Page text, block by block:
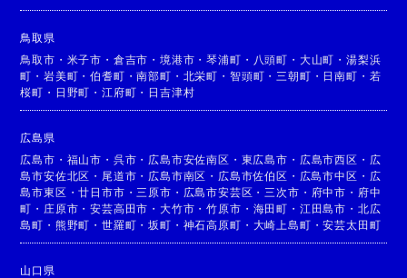
鳥取県
鳥取市 ・ 米子市 ・ 倉吉市 ・境港市 ・琴浦町 ・ 八頭町 ・ 大山町 ・ 湯梨浜
町 ・岩美町 ・伯耆町 ・南部町 ・ 北栄町 ・ 智頭町 ・ 三朝町 ・ 日南町 ・ 若
桜町 ・ 日野町 ・江府町 ・ 日吉津村
広島県
広島市 ・ 福山市 ・ 呉市 ・ 広島市安佐南区 ・ 東広島市 ・ 広島市西区 ・ 広
島市安佐北区 ・ 尾道市 ・ 広島市南区 ・ 広島市佐伯区 ・ 広島市中区 ・ 広
島市東区 ・廿日市市 ・ 三原市 ・ 広島市安芸区 ・ 三次市 ・ 府中市 ・ 府中
町 ・ 庄原市 ・安芸高田市 ・大竹市 ・竹原市 ・ 海田町 ・ 江田島市 ・ 北広
島町 ・ 熊野町 ・世羅町 ・坂町 ・ 神石高原町 ・ 大崎上島町 ・安芸太田町
山口県